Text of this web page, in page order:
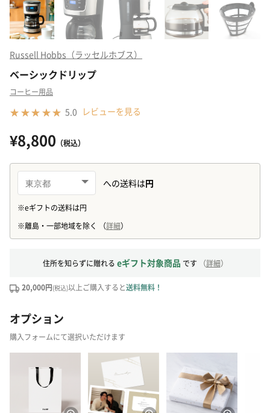
Russell Hobbs（ラッセルホブス）
ベーシックドリップ
コーヒー用品
5.0 レビューを見る
¥8,800 （税込）
住所を知らずに贈れる eギフト対象商品 です （詳細）
20,000円(税込)以上ご購入すると送料無料！
オプション
購入フォームにて選択いただけます